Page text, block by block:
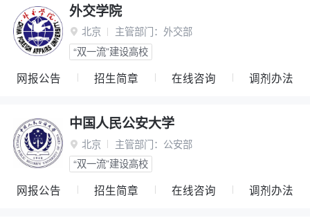
外交学院
 北京 主管部门： 外交部
“双一流”建设高校
网报公告 招生简章 在线咨询 调剂办法
中国人民公安大学
 北京 主管部门： 公安部
“双一流”建设高校
网报公告 招生简章 在线咨询 调剂办法